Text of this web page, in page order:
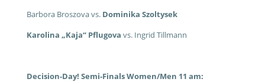
Barbora Broszova vs. Dominika Szoltysek
Karolina „Kaja“ Pflugova vs. Ingrid Tillmann
Decision-Day! Semi-Finals Women/Men 11 am: